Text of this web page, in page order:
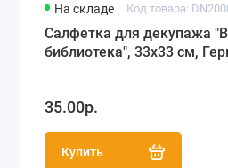
На складе Код товара:
Салфетка для декупажа
библиотека", 33х33 см,
35.00р.
Купить